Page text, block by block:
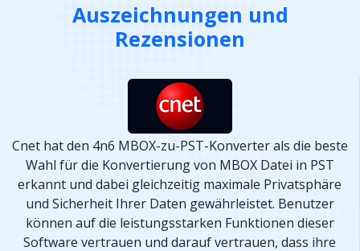
Auszeichnungen und
Rezensionen
Cnet hat den 4n6 MBOX-zu-PST-Konverter als die beste
Wahl für die Konvertierung von MBOX Datei in PST
erkannt und dabei gleichzeitig maximale Privatsphäre
und Sicherheit Ihrer Daten gewährleistet. Benutzer
können auf die leistungsstarken Funktionen dieser
Software vertrauen und darauf vertrauen, dass ihre